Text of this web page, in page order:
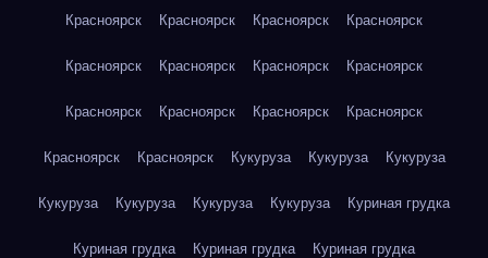
Красноярск Красноярск Красноярск Красноярск
Красноярск Красноярск Красноярск Красноярск
Красноярск Красноярск Красноярск Красноярск
Красноярск Красноярск Кукуруза Кукуруза Кукуруза
Кукуруза Кукуруза Кукуруза Кукуруза Куриная грудка
Куриная грудка Куриная грудка Куриная грудка